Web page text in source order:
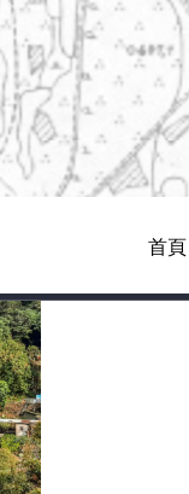
首頁